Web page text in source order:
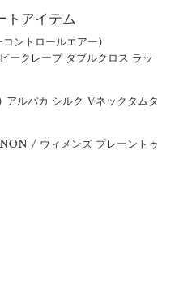
トアイテム
ントロールエアー)
ークレープ ダブルクロス ラッ
ルパカ シルク Vネックタムタ
/ ウィメンズ プレーントゥ